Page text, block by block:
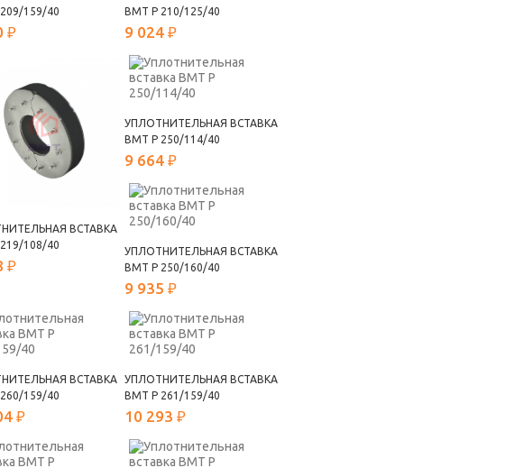
159/40
₽
ВМТ Р 210/125/40
9 024 ₽
ВСТАВКА
108/40
₽
УПЛОТНИТЕЛЬНАЯ ВСТАВКА
ВМТ Р 250/114/40
9 664 ₽
УПЛОТНИТЕЛЬНАЯ ВСТАВКА
ВМТ Р 250/160/40
9 935 ₽
ВСТАВКА
159/40
₽
УПЛОТНИТЕЛЬНАЯ ВСТАВКА
ВМТ Р 261/159/40
10 293 ₽